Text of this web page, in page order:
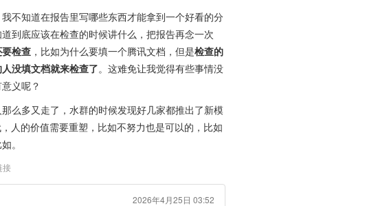
不知道在报告里写哪些东西才能拿到一个好看的分
到底应该在检查的时候讲什么，把报告再念一次
检查，比如为什么要填一个腾讯文档，但是检查的
没填文档就来检查了。这难免让我觉得有些事情没
义呢？
么多又走了，水群的时候发现好几家都推出了新模
人的价值需要重塑，比如不努力也是可以的，比如
。
接
2026年4月25日 03:52